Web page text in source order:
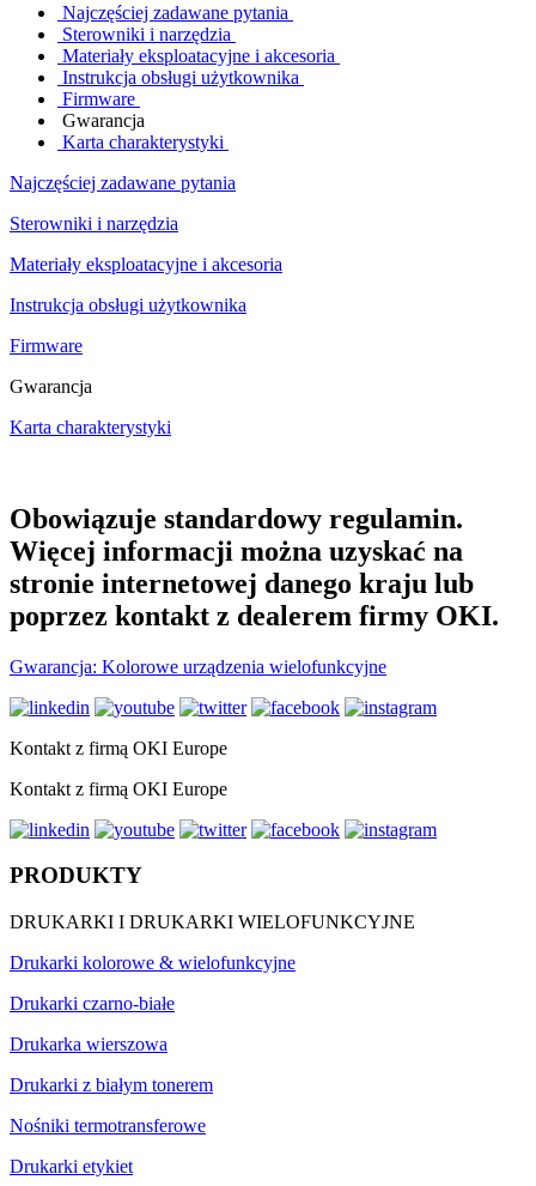
Najczęściej zadawane pytania
Sterowniki i narzędzia
Materiały eksploatacyjne i akcesoria
Instrukcja obsługi użytkownika
Firmware
Gwarancja
Karta charakterystyki
Najczęściej zadawane pytania
Sterowniki i narzędzia
Materiały eksploatacyjne i akcesoria
Instrukcja obsługi użytkownika
Firmware
Gwarancja
Karta charakterystyki
Obowiązuje standardowy regulamin.
Więcej informacji można uzyskać na
stronie internetowej danego kraju lub
poprzez kontakt z dealerem firmy OKI.
Gwarancja: Kolorowe urządzenia wielofunkcyjne
Kontakt z firmą OKI Europe
Kontakt z firmą OKI Europe
PRODUKTY
DRUKARKI I DRUKARKI WIELOFUNKCYJNE
Drukarki kolorowe & wielofunkcyjne
Drukarki czarno-białe
Drukarka wierszowa
Drukarki z białym tonerem
Nośniki termotransferowe
Drukarki etykiet